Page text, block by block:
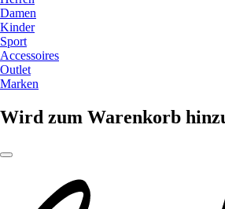
Damen
Kinder
Sport
Accessoires
Outlet
Marken
Wird zum Warenkorb